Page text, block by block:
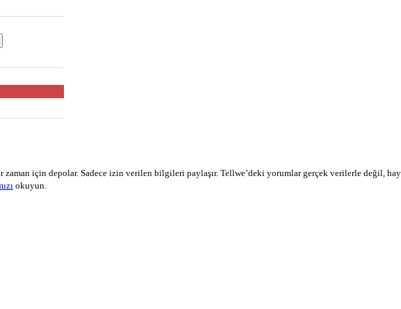
için depolar. Sadece izin verilen bilgileri paylaşır. Tellwe’deki yorumlar gerçek verilerle değil,
okuyun.